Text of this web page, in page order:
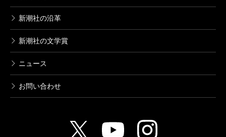
新潮社の沿革
新潮社の文学賞
ニュース
お問い合わせ